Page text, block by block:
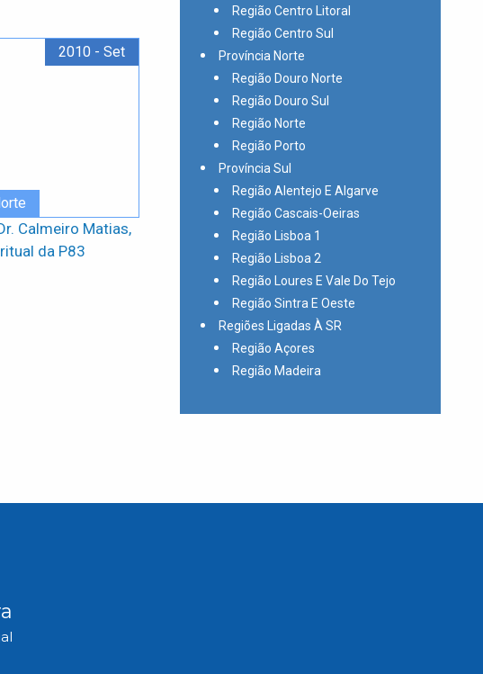
2010 - Set
Calmeiro Matias,
da P83
Região Centro Litoral
Região Centro Sul
Província Norte
Região Douro Norte
Região Douro Sul
Região Norte
Região Porto
Província Sul
Região Alentejo E Algarve
Região Cascais-Oeiras
Região Lisboa 1
Região Lisboa 2
Região Loures E Vale Do Tejo
Região Sintra E Oeste
Regiões Ligadas À SR
Região Açores
Região Madeira